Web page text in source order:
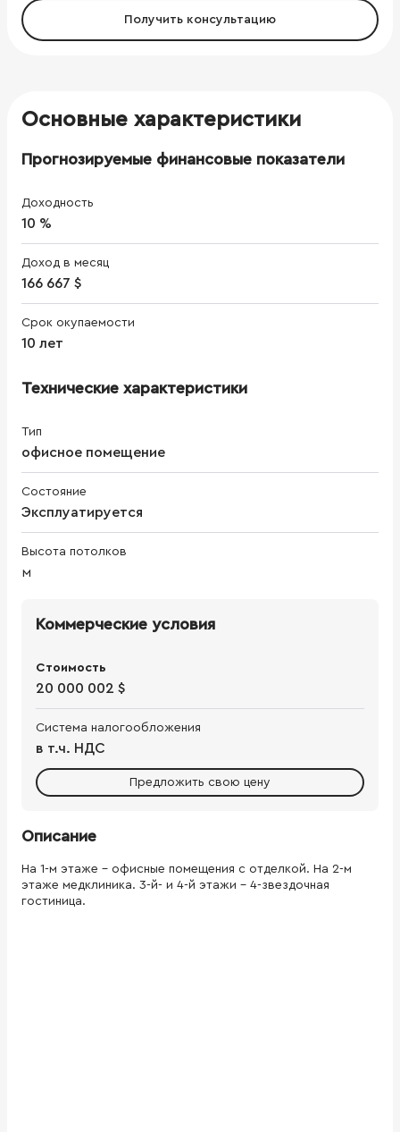
Получить консультацию
Основные характеристики
Прогнозируемые финансовые показатели
Доходность
10 %
Доход в месяц
166 667 $
Срок окупаемости
10 лет
Технические характеристики
Тип
офисное помещение
Состояние
Эксплуатируется
Высота потолков
м
Коммерческие условия
Стоимость
20 000 002 $
Система налогообложения
в т.ч. НДС
Предложить свою цену
Описание
На 1-м этаже - офисные помещения с отделкой. На 2-м
этаже медклиника. 3-й- и 4-й этажи - 4-звездочная
гостиница.